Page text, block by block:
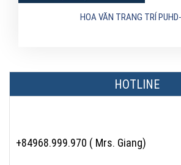
HOA VĂN TRANG TRÍ
HOTLINE
+84968.999.970 ( Mrs. Giang)